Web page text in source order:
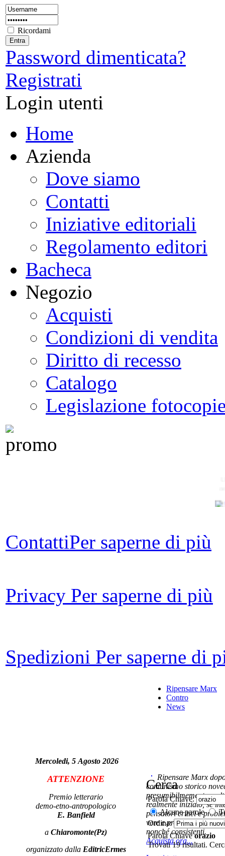
Ricordami
Password dimenticata?
Registrati
Login utenti
Home
Azienda
Dove siamo
Contatti
Iniziative editoriali
Regolamento editori
Bacheca
Negozio
Acquisti
Condizioni di vendita
Diritto di recesso
Catalogo
Legislazione
ContattiPer saperne di più
Privacy Per saperne di più
Spedizioni Per saperne di
Mercoledi, 5 Agosto 2026
ATTENZIONE
Premio letterario
demo-etno-antropologico
E. Banfield
a Chiaromonte(Pz)
organizzato dalla EditricErmes
Ripensare Marx
Contro
News
Ripensare Marx
comunismo storico
presumibilmemente
realmente iniziato, se
pensatori critici e
vere e proprie correnti
nonché consistenti.
Acquista ora...
Cerca
Parola Chiave:
Alcune parole
Ordina:
Parola Chiaveorazio
Trovati 19 risultati.